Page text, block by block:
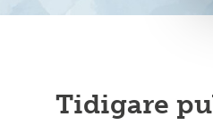
Tidigare